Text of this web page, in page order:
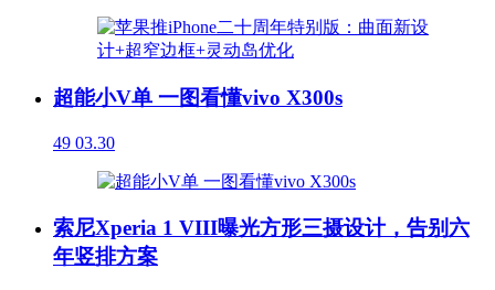
超能小V单 一图看懂vivo X300s
49 03.30
索尼Xperia 1 VIII曝光方形三摄设计，告别六
年竖排方案